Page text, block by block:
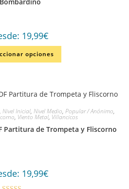
19,99€
opciones
Nivel Inicial, Nivel Medio, Popular / Anónimo,
, Viento Metal, Villancicos
Partitura de Trompeta y Fliscorno
19,99€